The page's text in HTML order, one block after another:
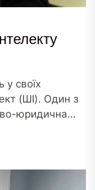
у своїх
(ШІ). Один з
юридична